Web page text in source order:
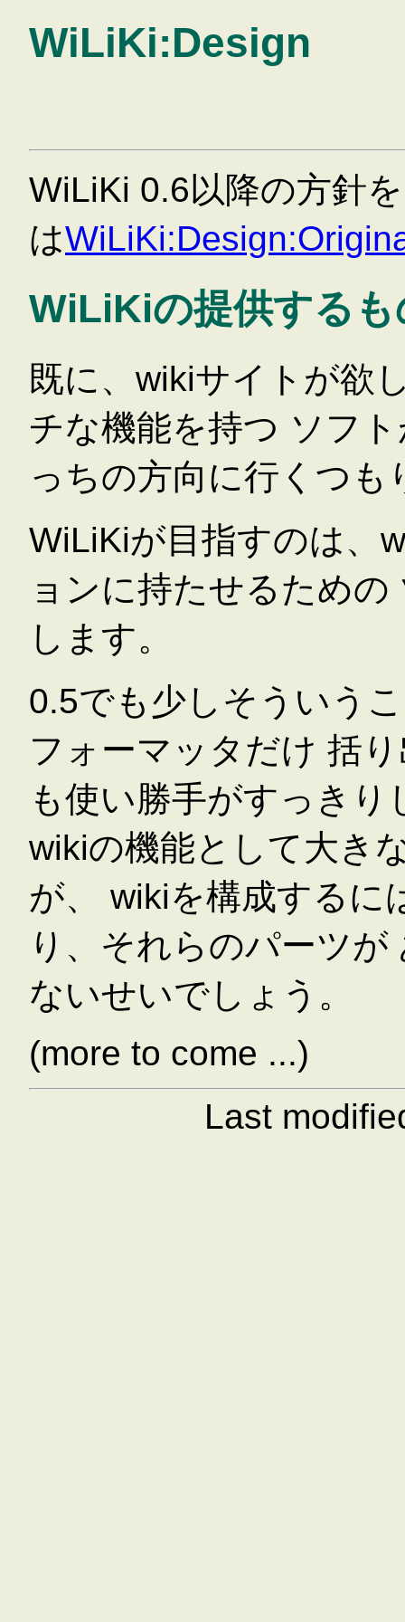
WiLiKi:Design
WiLiKi 0.6以降の方針
は
WiLiKiの提供するも
既に、wikiサイトが欲
チな機能を持つ ソフ
っちの方向に行くつも
WiLiKiが目指すのは、
ョンに持たせるため
します。
0.5でも少しそういう
フォーマッタだけ 括
も使い勝手がすっき
wikiの機能として大き
が、 wikiを構成するに
り、それらのパーツ
ないせいでしょう。
(more to come ...)
Last